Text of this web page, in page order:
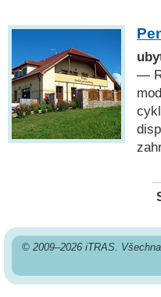
—
© 2009–2026 iTRAS.